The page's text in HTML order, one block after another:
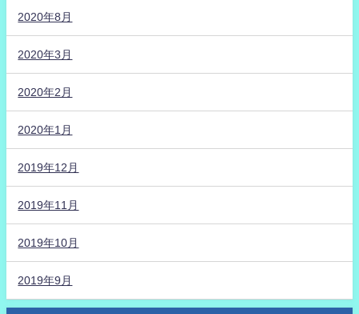
2020年8月
2020年3月
2020年2月
2020年1月
2019年12月
2019年11月
2019年10月
2019年9月